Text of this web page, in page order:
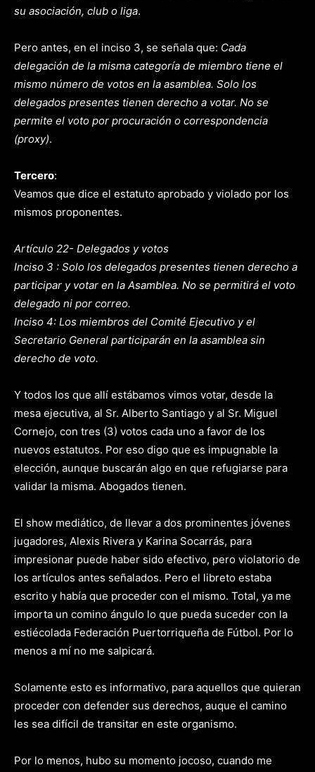
su asociación, club o liga.
Pero antes, en el inciso 3, se señala que: Cada
delegación de la misma categoría de miembro tiene el
mismo número de votos en la asamblea. Solo los
delegados presentes tienen derecho a votar. No se
permite el voto por procuración o correspondencia
(proxy).
Tercero:
Veamos que dice el estatuto aprobado y violado por los
mismos proponentes.
Artículo 22- Delegados y votos
Inciso 3 : Solo los delegados presentes tienen derecho a
participar y votar en la Asamblea. No se permitirá el voto
delegado ni por correo.
Inciso 4: Los miembros del Comité Ejecutivo y el
Secretario General participarán en la asamblea sin
derecho de voto.
Y todos los que allí estábamos vimos votar, desde la
mesa ejecutiva, al Sr. Alberto Santiago y al Sr. Miguel
Cornejo, con tres (3) votos cada uno a favor de los
nuevos estatutos. Por eso digo que es impugnable la
elección, aunque buscarán algo en que refugiarse para
validar la misma. Abogados tienen.
El show mediático, de llevar a dos prominentes jóvenes
jugadores, Alexis Rivera y Karina Socarrás, para
impresionar puede haber sido efectivo, pero violatorio de
los artículos antes señalados. Pero el libreto estaba
escrito y había que proceder con el mismo. Total, ya me
importa un comino ángulo lo que pueda suceder con la
estiécolada Federación Puertorriqueña de Fútbol. Por lo
menos a mí no me salpicará.
Solamente esto es informativo, para aquellos que quieran
proceder con defender sus derechos, auque el camino
les sea difícil de transitar en este organismo.
Por lo menos, hubo su momento jocoso, cuando me